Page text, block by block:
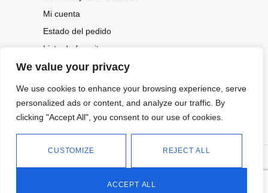
We value your privacy
We use cookies to enhance your browsing experience, serve
personalized ads or content, and analyze our traffic. By
clicking "Accept All", you consent to our use of cookies.
CUSTOMIZE REJECT ALL
ACCEPT ALL
Mi cuenta
Estado del pedido
Lista de favoritos
CONOCE NUESTRAS NOVEDADES,
OFERTAS...
2026.